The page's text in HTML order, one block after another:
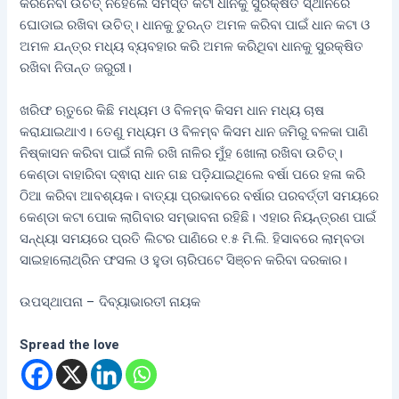
କରିନେବା ଉଚିତ୍ ନହେଲେ ସମସ୍ତ କଟା ଧାନକୁ ସୁରକ୍ଷିତ ସ୍ଥାନରେ
ଘୋଡାଇ ରଖିବା ଉଚିତ୍। ଧାନକୁ ତୁରନ୍ତ ଅମଳ କରିବା ପାଇଁ ଧାନ କଟା ଓ
ଅମଳ ଯନ୍ତ୍ର ମଧ୍ୟ ବ୍ୟବହାର କରି ଅମଳ କରିଥିବା ଧାନକୁ ସୁରକ୍ଷିତ
ରଖିବା ନିତାନ୍ତ ଜରୁରୀ।
ଖରିଫ ଋତୁରେ କିଛି ମଧ୍ୟମ ଓ ବିଳମ୍ବ କିସମ ଧାନ ମଧ୍ୟ ଚାଷ
କରାଯାଇଥାଏ। ତେଣୁ ମଧ୍ୟମ ଓ ବିଳମ୍ବ କିସମ ଧାନ ଜମିରୁ ବଳକା ପାଣି
ନିଷ୍କାସନ କରିବା ପାଇଁ ନାଳି ରଖି ନାଳିର ମୁଁହ ଖୋଲା ରଖିବା ଉଚିତ୍।
କେଣ୍ଡା ବାହାରିବା ଦ୍ଵାରା ଧାନ ଗଛ ପଡ଼ିଯାଇଥିଲେ ବର୍ଷା ପରେ ହଳା କରି
ଠିଆ କରିବା ଆବଶ୍ୟକ। ବାତ୍ୟା ପ୍ରଭାବରେ ବର୍ଷାର ପରବର୍ତ୍ତୀ ସମୟରେ
କେଣ୍ଡା କଟା ପୋକ ଲାଗିବାର ସମ୍ଭାବନା ରହିଛି। ଏହାର ନିୟନ୍ତ୍ରଣ ପାଇଁ
ସନ୍ଧ୍ୟା ସମୟରେ ପ୍ରତି ଲିଟର ପାଣିରେ ୧.୫ ମି.ଲି. ହିସାବରେ ଲାମ୍ବଡା
ସାଇହାଲୋଥ୍ରିନ ଫସଲ ଓ ହୁଡା ଚାରିପଟେ ସିଞ୍ଚନ କରିବା ଦରକାର।
ଉପସ୍ଥାପନା – ଦିବ୍ୟାଭାରତୀ ନାୟକ
Spread the love